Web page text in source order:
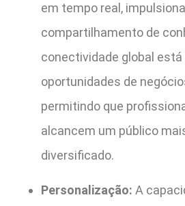
em tempo real,
compartilhamento de
conectividade global está
oportunidades de
permitindo que
alcancem um público
diversificado.
Personalização: A